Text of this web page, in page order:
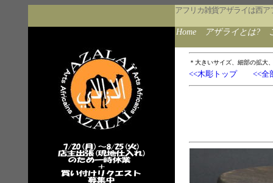
アフリカ雑貨アザライは西
Home アザライとは?
＊大きいサイズ、細部の拡大
<<木彫トップ <<全